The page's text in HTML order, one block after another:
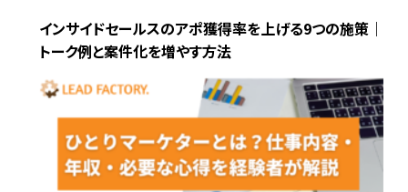
インサイドセールスのアポ獲得率を上げる9つの施策｜
トーク例と案件化を増やす方法